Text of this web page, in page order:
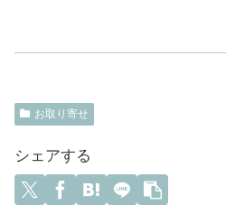
お取り寄せ
シェアする